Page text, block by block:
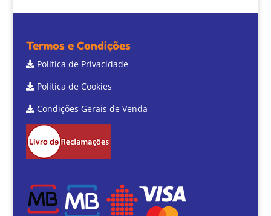
Termos e Condições
Política de Privacidade
Política de Cookies
Condições Gerais de Venda